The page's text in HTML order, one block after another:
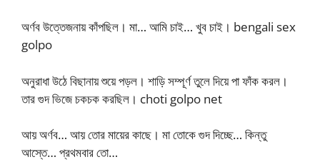
অর্ণব উত্তেজনায় কাঁপছিল। মা… আমি চাই… খুব চাই। bengali sex
golpo
অনুরাধা উঠে বিছানায় শুয়ে পড়ল। শাড়ি সম্পূর্ণ তুলে দিয়ে পা ফাঁক করল।
তার গুদ ভিজে চকচক করছিল। choti golpo net
আয় অর্ণব… আয় তোর মায়ের কাছে। মা তোকে গুদ দিচ্ছে… কিন্তু
আস্তে… প্রথমবার তো…